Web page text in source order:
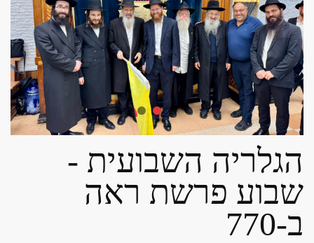
הגלריה השבועית -
שבוע פרשת ראה
ב-770